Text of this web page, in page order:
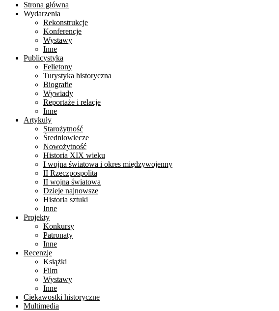
Strona główna
Wydarzenia
Rekonstrukcje
Konferencje
Wystawy
Inne
Publicystyka
Felietony
Turystyka historyczna
Biografie
Wywiady
Reportaże i relacje
Inne
Artykuły
Starożytność
Średniowiecze
Nowożytność
Historia XIX wieku
I wojna światowa i okres międzywojenny
II Rzeczpospolita
II wojna światowa
Dzieje najnowsze
Historia sztuki
Inne
Projekty
Konkursy
Patronaty
Inne
Recenzje
Książki
Film
Wystawy
Inne
Ciekawostki historyczne
Multimedia